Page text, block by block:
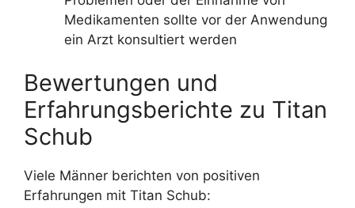
Medikamenten sollte vor der Anwendung
ein Arzt konsultiert werden
Bewertungen und
Erfahrungsberichte zu Titan
Schub
Viele Männer berichten von positiven
Erfahrungen mit Titan Schub: